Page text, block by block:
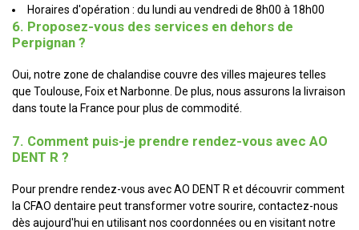
Horaires d'opération : du lundi au vendredi de 8h00 à 18h00
6. Proposez-vous des services en dehors de
Perpignan ?
Oui, notre zone de chalandise couvre des villes majeures telles
que Toulouse, Foix et Narbonne. De plus, nous assurons la livraison
dans toute la France pour plus de commodité.
7. Comment puis-je prendre rendez-vous avec AO
DENT R ?
Pour prendre rendez-vous avec AO DENT R et découvrir comment
la CFAO dentaire peut transformer votre sourire, contactez-nous
dès aujourd'hui en utilisant nos coordonnées ou en visitant notre